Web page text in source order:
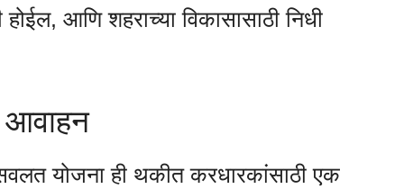
आणि शहराच्या विकासासाठी निधी
आवाहन
योजना ही थकीत करधारकांसाठी एक